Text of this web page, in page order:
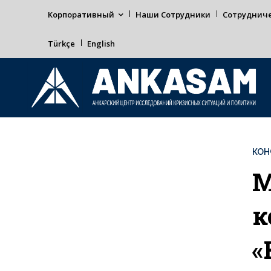
Корпоративный Наши Сотрудники
Türkçe English